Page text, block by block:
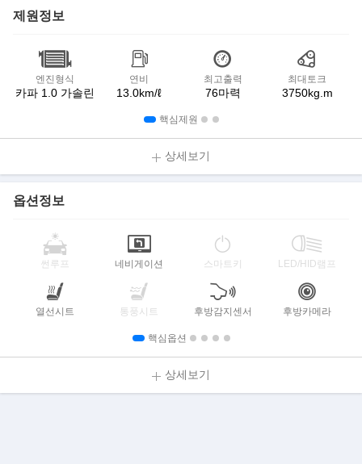
제원정보
엔진형식
카파 1.0 가솔린
연비
13.0km/ℓ
최고출력
76마력
최대토크
3750kg.m
핵심제원
상세보기
옵션정보
썬루프 네비게이션 스마트키 LED/HID램프
열선시트 통풍시트 후방감지센서 후방카메라
핵심옵션
상세보기